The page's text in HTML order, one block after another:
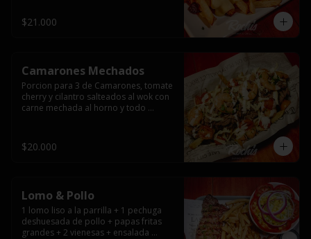
papas fritas.
$21.000
Camarones Mechados
Porcion para 3 de Camarones, tomate
cherry y cilantro salteados al wok con
carne mechada al horno y todo
casera.
$20.000
Lomo & Pollo
1 lomo liso a la parrilla + 1 pechuga
deshuesada de pollo + papas fritas
grandes + 2 vienesas + ensalada